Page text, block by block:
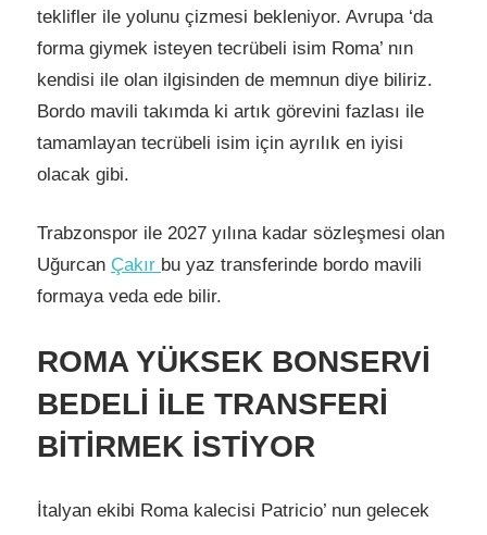
teklifler ile yolunu çizmesi bekleniyor. Avrupa ‘da
forma giymek isteyen tecrübeli isim Roma’ nın
kendisi ile olan ilgisinden de memnun diye biliriz.
Bordo mavili takımda ki artık görevini fazlası ile
tamamlayan tecrübeli isim için ayrılık en iyisi
olacak gibi.
Trabzonspor ile 2027 yılına kadar sözleşmesi olan
Uğurcan Çakır bu yaz transferinde bordo mavili
formaya veda ede bilir.
ROMA YÜKSEK BONSERVİ
BEDELİ İLE TRANSFERİ
BİTİRMEK İSTİYOR
İtalyan ekibi Roma kalecisi Patricio’ nun gelecek